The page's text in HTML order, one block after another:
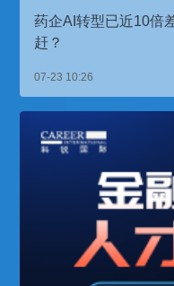
药企AI转型已近10倍
赶？
07-23 10:26